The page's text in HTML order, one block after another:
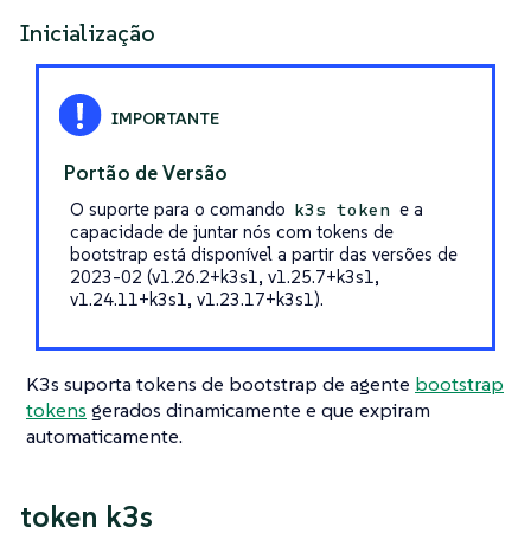
Inicialização
Portão de Versão
O suporte para o comando k3s token e a
capacidade de juntar nós com tokens de
bootstrap está disponível a partir das versões de
2023-02 (v1.26.2+k3s1, v1.25.7+k3s1,
v1.24.11+k3s1, v1.23.17+k3s1).
K3s suporta tokens de bootstrap de agente bootstrap
tokens gerados dinamicamente e que expiram
automaticamente.
token k3s